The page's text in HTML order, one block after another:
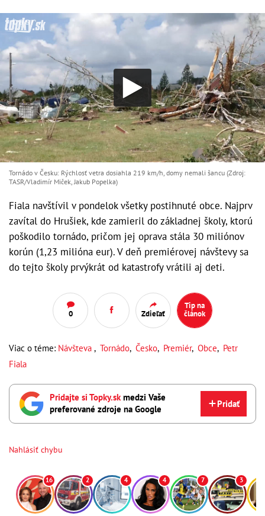
Tornádo v Česku: Rýchlosť vetra dosiahla 219 km/h, domy nemali šancu (Zdroj:
TASR/Vladimír Miček, Jakub Popelka)
Fiala navštívil v pondelok všetky postihnuté obce. Najprv
zavítal do Hrušiek, kde zamieril do základnej školy, ktorú
poškodilo tornádo, pričom jej oprava stála 30 miliónov
korún (1,23 milióna eur). V deň premiérovej návštevy sa
do tejto školy prvýkrát od katastrofy vrátili aj deti.
0 Zdieľať
Tip na
článok
Viac o téme: Návšteva , Tornádo, Česko, Premiér, Obce, Petr
Fiala
Pridajte si Topky.skmedzi Vaše
preferované zdroje na Google
Pridať
Nahlásiť chybu
16 2 4 4 7 3